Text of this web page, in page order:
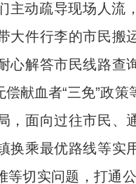
主动疏导现场人流
大件行李的市民搬
心解答市民线路查
偿献血者“三免”政
，面向过往市民、
换乘最优路线等实
等切实问题 ，打通